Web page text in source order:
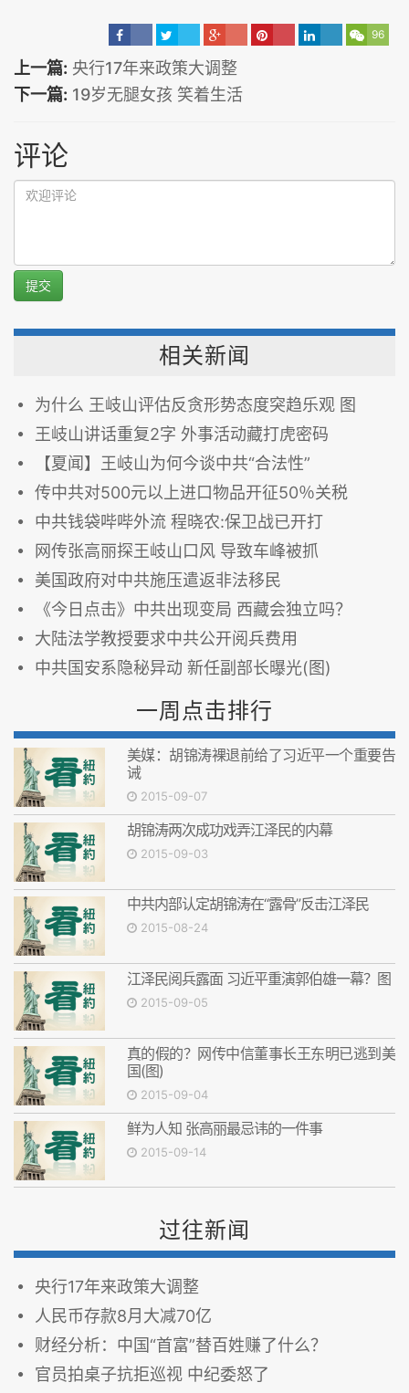
96
上一篇: 央行17年来政策大调整
下一篇: 19岁无腿女孩 笑着生活
评论
提交
相关新闻
为什么 王岐山评估反贪形势态度突趋乐观 图
王岐山讲话重复2字 外事活动藏打虎密码
【夏闻】王岐山为何今谈中共“合法性”
传中共对500元以上进口物品开征50％关税
中共钱袋哔哔外流 程晓农:保卫战已开打
网传张高丽探王岐山口风 导致车峰被抓
美国政府对中共施压遣返非法移民
《今日点击》中共出现变局 西藏会独立吗？
大陆法学教授要求中共公开阅兵费用
中共国安系隐秘异动 新任副部长曝光(图)
一周点击排行
美媒：胡锦涛裸退前给了习近平一个重要告
诫
2015-09-07
胡锦涛两次成功戏弄江泽民的内幕
2015-09-03
中共内部认定胡锦涛在“露骨”反击江泽民
2015-08-24
江泽民阅兵露面 习近平重演郭伯雄一幕？图
2015-09-05
真的假的？网传中信董事长王东明已逃到美
国(图)
2015-09-04
鲜为人知 张高丽最忌讳的一件事
2015-09-14
过往新闻
央行17年来政策大调整
人民币存款8月大减70亿
财经分析：中国“首富”替百姓赚了什么？
官员拍桌子抗拒巡视 中纪委怒了